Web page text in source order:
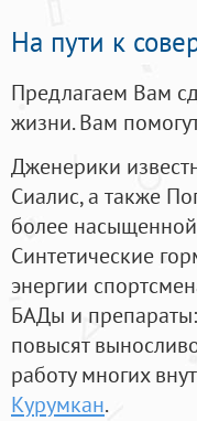
На пути к
Предлагаем Вам
жизни. Вам
Дженерики
Сиалис, а также
более
Синтетические
энергии
БАДы и препараты:
повысят
работу многих
Курумкан.